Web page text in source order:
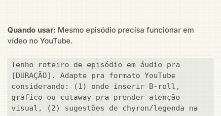
Quando usar: Mesmo episódio precisa funcionar em
vídeo no YouTube.
Tenho roteiro de episódio em áudio pra
[DURAÇÃO]. Adapte pra formato YouTube
considerando: (1) onde inserir B-roll,
gráfico ou cutaway pra prender atenção
visual, (2) sugestões de chyron/legenda na